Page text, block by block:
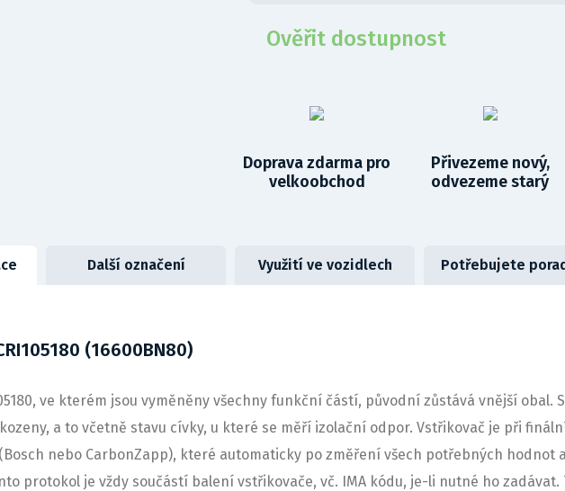
Ověřit dostupnost
Doprava zdarma pro
velkoobchod
Přivezeme nový,
odvezeme starý
Další označení Využití ve vozidlech Potřebujete
(16600BN80)
ve kterém jsou vyměněny všechny funkční částí, původní zůstává vnější obal.
a to včetně stavu cívky, u které se měří izolační odpor. Vstřikovač je při
nebo CarbonZapp), které automaticky po změření všech potřebných hodnot
protokol je vždy součástí balení vstřikovače, vč. IMA kódu, je-li nutné ho zadávat.